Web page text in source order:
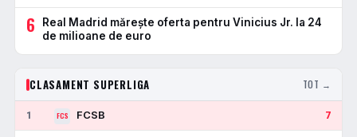
6
Real Madrid mărește oferta pentru Vinicius Jr. la 24
de milioane de euro
CLASAMENT SUPERLIGA TOT →
1 FCS FCSB 7